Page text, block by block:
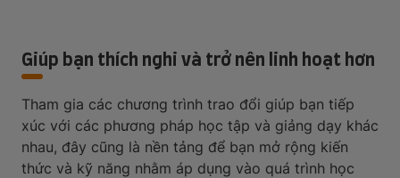
Giúp bạn thích nghi và trở nên linh hoạt hơn
Tham gia các chương trình trao đổi giúp bạn tiếp
xúc với các phương pháp học tập và giảng dạy khác
nhau, đây cũng là nền tảng để bạn mở rộng kiến
thức và kỹ năng nhằm áp dụng vào quá trình học